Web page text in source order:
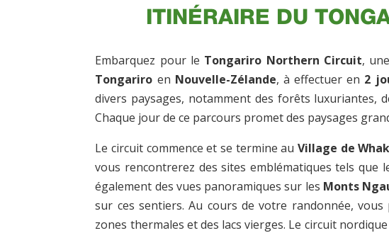
ITINÉRAIRE DU
Embarquez pour le Tongariro Northern Circuit,
Tongariro en Nouvelle-Zélande, à effectuer en 2
divers paysages, notamment des forêts luxuriantes,
Chaque jour de ce parcours promet des paysages
Le circuit commence et se termine auVillage de
vous rencontrerez des sites emblématiques tels que
également des vues panoramiques sur les Monts
sur ces sentiers. Au cours de votre randonnée,
zones thermales et des lacs vierges. Le circuit